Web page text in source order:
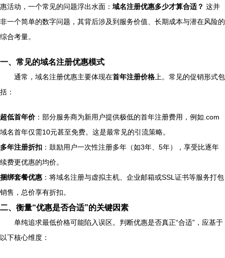
惠活动，一个常见的问题浮出水面： 域名注册优惠多少才算合适？ 这并
非一个简单的数字问题，其背后涉及到服务价值、长期成本与潜在风险的
综合考量。
一、常见的域名注册优惠模式
通常，域名注册优惠主要体现在首年注册价格 上。常见的促销形式包
括：
超低首年价：部分服务商为新用户提供极低的首年注册费用，例如.com
域名首年仅需10元甚至免费。这是最常见的引流策略。
多年注册折扣 ：鼓励用户一次性注册多年（如3年、5年），享受比逐年
续费更优惠的均价。
捆绑套餐优惠 ：将域名注册与虚拟主机、企业邮箱或SSL证书等服务打包
销售，总价享有折扣。
二、衡量“优惠是否合适”的关键因素
单纯追求最低价格可能陷入误区。判断优惠是否真正“合适”，应基于
以下核心维度：